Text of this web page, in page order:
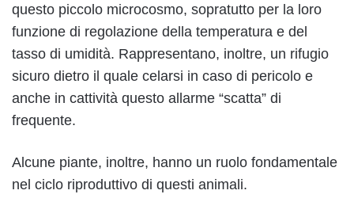
questo piccolo microcosmo, sopratutto per la loro
funzione di regolazione della temperatura e del
tasso di umidità. Rappresentano, inoltre, un rifugio
sicuro dietro il quale celarsi in caso di pericolo e
anche in cattività questo allarme “scatta” di
frequente.
Alcune piante, inoltre, hanno un ruolo fondamentale
nel ciclo riproduttivo di questi animali.